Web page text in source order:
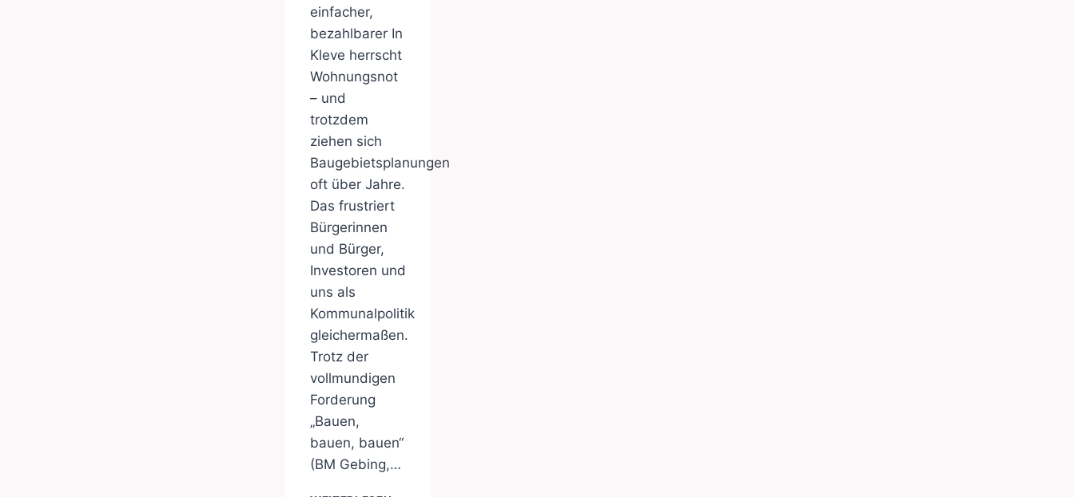
einfacher,
bezahlbarer In
Kleve herrscht
Wohnungsnot
– und
trotzdem
ziehen sich
Baugebietsplanungen
oft über Jahre.
Das frustriert
Bürgerinnen
und Bürger,
Investoren und
uns als
Kommunalpolitik
gleichermaßen.
Trotz der
vollmundigen
Forderung
„Bauen,
bauen, bauen“
(BM Gebing,…